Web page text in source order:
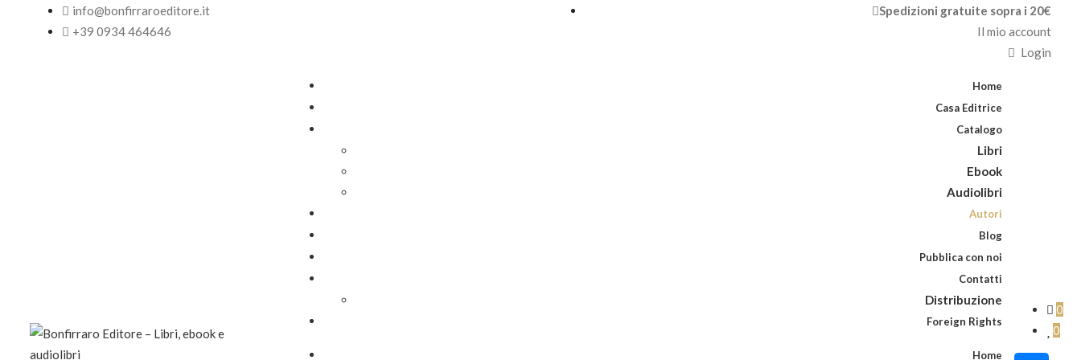
info@bonfirraroeditore.it
+39 0934 464646
Spedizioni gratuite sopra i 20€
Il mio account
Login
Home
Casa Editrice
Catalogo
Libri
Ebook
Audiolibri
Autori
Blog
Pubblica con noi
Contatti
Distribuzione
Foreign Rights
Home
0
0